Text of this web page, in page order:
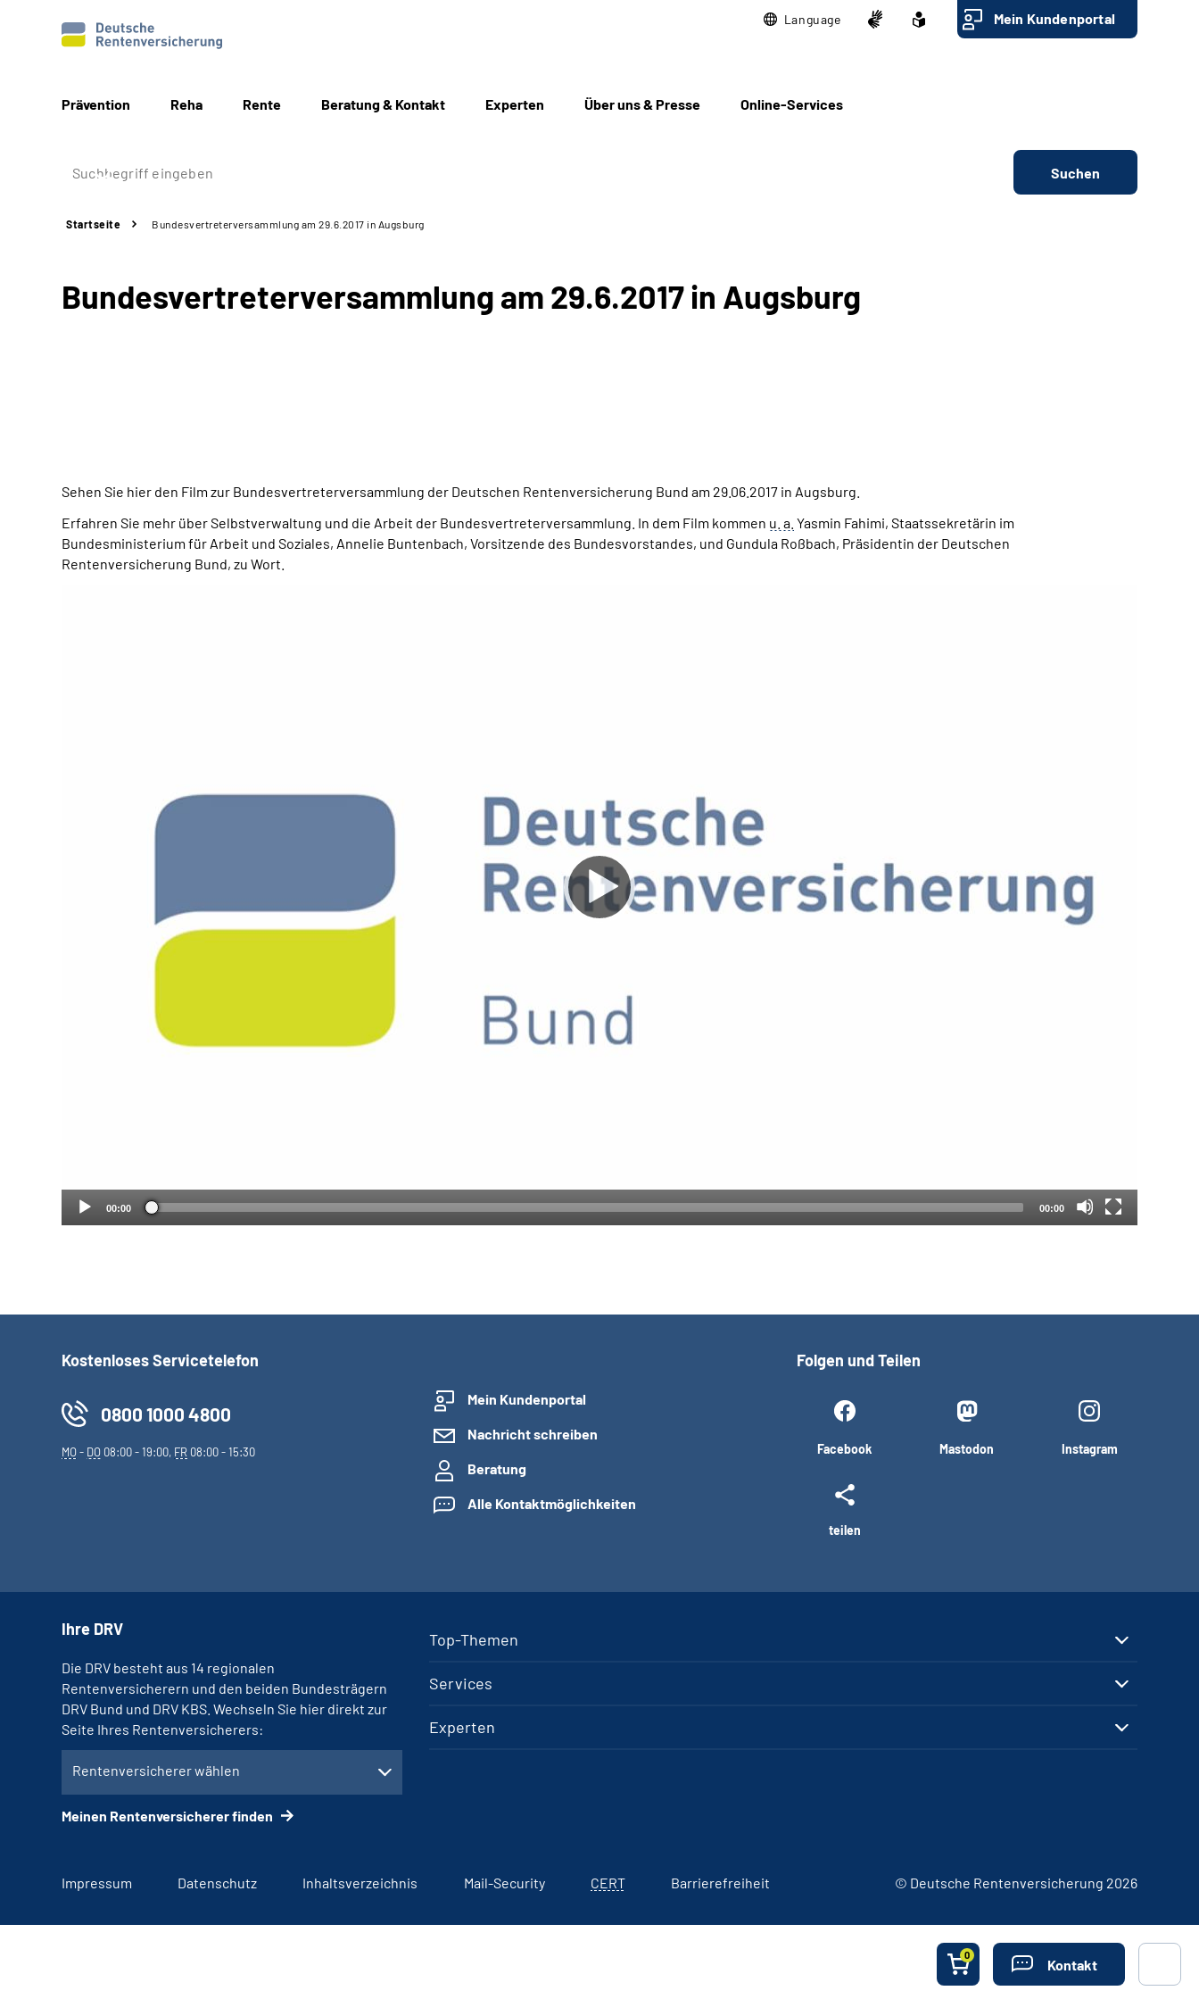
Language Mein Kundenportal
Prävention Reha Rente Beratung & Kontakt Experten Über uns & Presse Online-Services
Suchen
Startseite Bundesvertreterversammlung am 29.6.2017 in Augsburg
Bundesvertreterversammlung am 29.6.2017 in Augsburg
Sehen Sie hier den Film zur Bundesvertreterversammlung der Deutschen Rentenversicherung Bund am 29.06.2017 in Augsburg.
Erfahren Sie mehr über Selbstverwaltung und die Arbeit der Bundesvertreterversammlung. In dem Film kommen u. a. Yasmin Fahimi, Staatssekretärin im
Bundesministerium für Arbeit und Soziales, Annelie Buntenbach, Vorsitzende des Bundesvorstandes, und Gundula Roßbach, Präsidentin der Deutschen
Rentenversicherung Bund, zu Wort.
00:00 00:00
0
Kontakt
Kostenloses Servicetelefon
0800 1000 4800
MO- DO 08:00 - 19:00, FR 08:00 - 15:30
Mein Kundenportal
Nachricht schreiben
Beratung
Alle Kontaktmöglichkeiten
Folgen und Teilen
Facebook Mastodon Instagram
teilen
Top-Themen
Services
Experten
Ihre DRV
Die DRV besteht aus 14 regionalen
Rentenversicherern und den beiden Bundesträgern
DRV Bund und DRV KBS. Wechseln Sie hier direkt zur
Seite Ihres Rentenversicherers:
Rentenversicherer wählen
Meinen Rentenversicherer finden
Impressum Datenschutz Inhaltsverzeichnis Mail-Security CERT Barrierefreiheit © Deutsche Rentenversicherung 2026